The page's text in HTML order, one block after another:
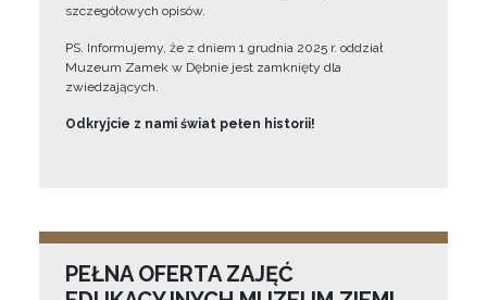
szczegółowych opisów.
PS. Informujemy, że z dniem 1 grudnia 2025 r. oddział
Muzeum Zamek w Dębnie jest zamknięty dla
zwiedzających.
Odkryjcie z nami świat pełen historii!
PEŁNA OFERTA ZAJĘĆ